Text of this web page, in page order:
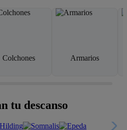
Colchones Armarios
tu descanso